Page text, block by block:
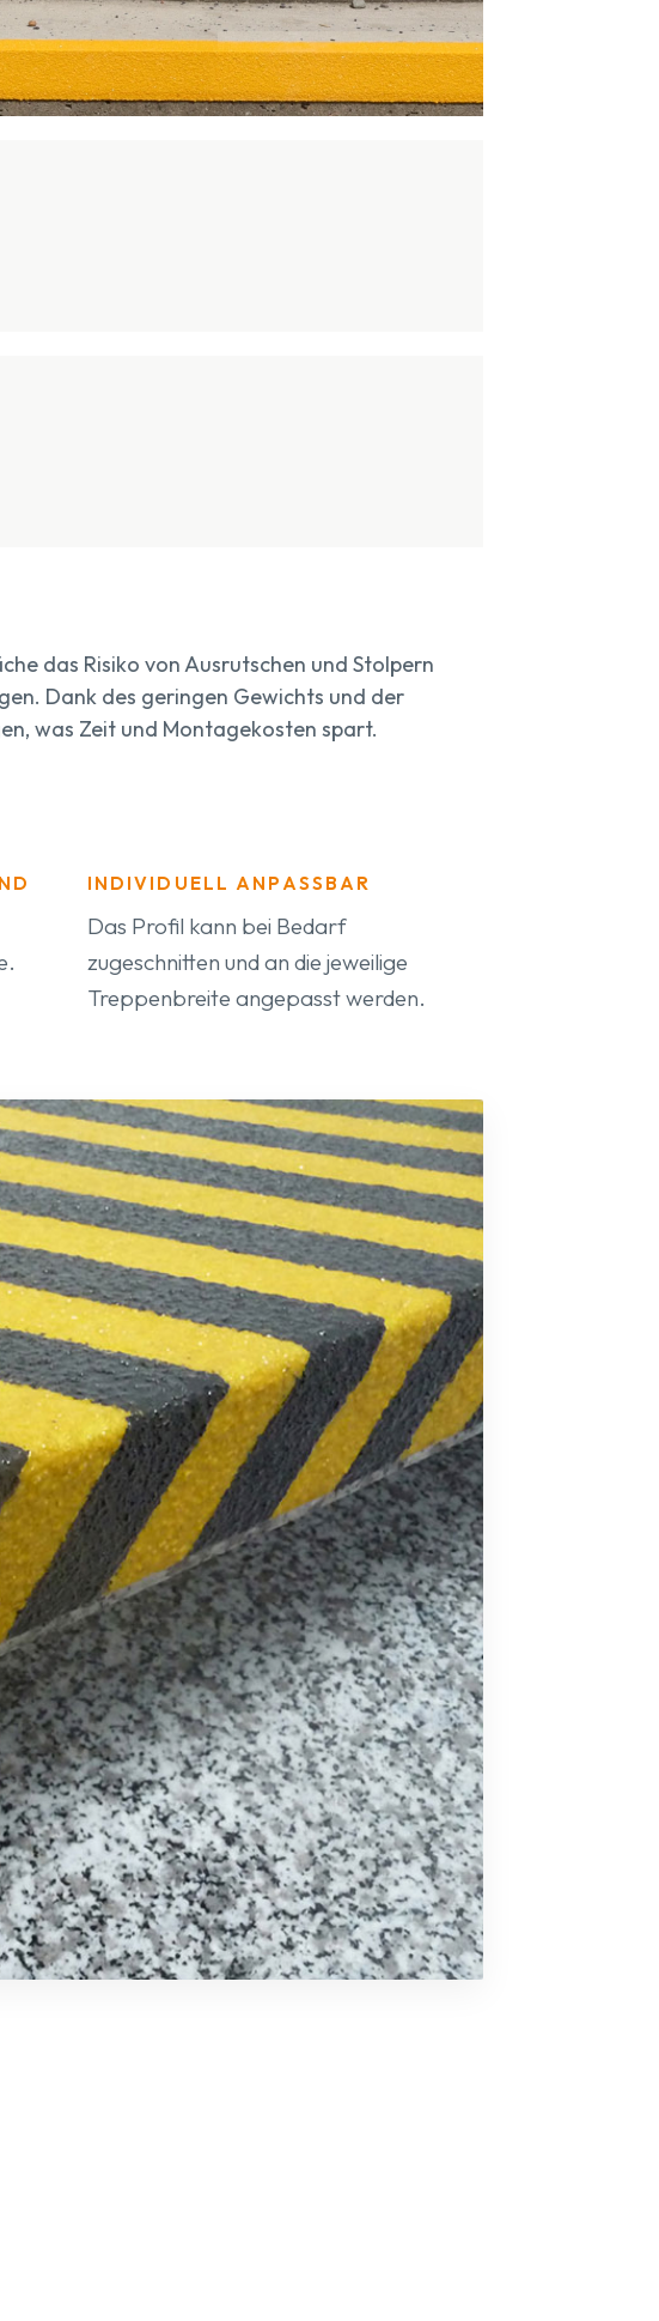
das Risiko von Ausrutschen und Stolpern
Dank des geringen Gewichts und der
was Zeit und Montagekosten spart.
INDIVIDUELL ANPASSBAR
Das Profil kann bei Bedarf
zugeschnitten und an die jeweilige
Treppenbreite angepasst werden.